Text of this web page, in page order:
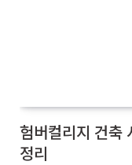
험버컬리지 건축
정리